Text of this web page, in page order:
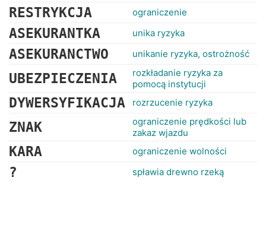
RESTRYKCJA ograniczenie
ASEKURANTKA unika ryzyka
ASEKURANCTWO unikanie ryzyka, ostrożność
UBEZPIECZENIA
rozkładanie ryzyka za
pomocą instytucji
DYWERSYFIKACJA rozrzucenie ryzyka
ZNAK
ograniczenie prędkości lub
zakaz wjazdu
KARA ograniczenie wolności
? spławia drewno rzeką